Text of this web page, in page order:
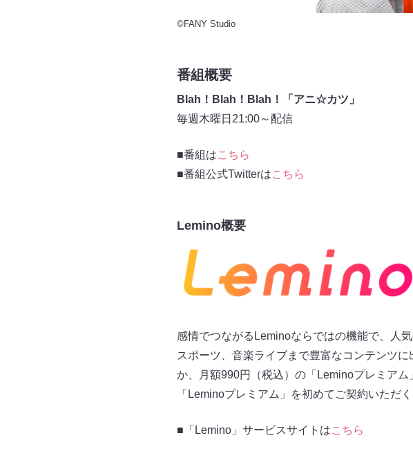
©FANY Studio
番組概要
Blah！Blah！Blah！「アニ☆カツ」
毎週木曜日21:00～配信
■番組はこちら
■番組公式Twitterはこちら
Lemino概要
感情でつながるLeminoならではの機能で、人
スポーツ、音楽ライブまで豊富なコンテンツ
か、月額990円（税込）の「Leminoプレミア
「Leminoプレミアム」を初めてご契約いただ
■「Lemino」サービスサイトはこちら